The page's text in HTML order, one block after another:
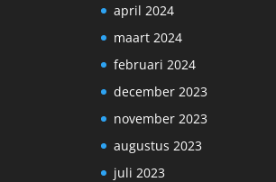
april 2024
maart 2024
februari 2024
december 2023
november 2023
augustus 2023
juli 2023